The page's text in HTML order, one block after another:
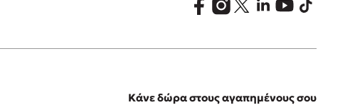
Κάνε δώρα στους αγαπημένους σου